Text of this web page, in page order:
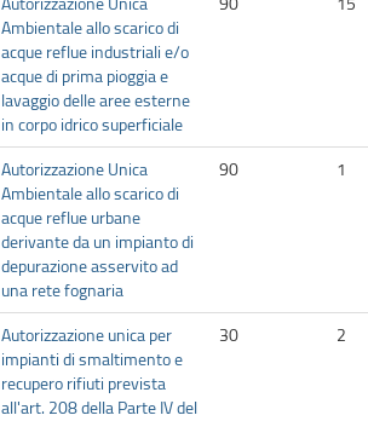
Ambientale allo scarico di
acque reflue industriali e/o
acque di prima pioggia e
lavaggio delle aree esterne
in corpo idrico superficiale
Autorizzazione Unica
Ambientale allo scarico di
acque reflue urbane
derivante da un impianto di
depurazione asservito ad
una rete fognaria
90 1
Autorizzazione unica per
impianti di smaltimento e
recupero rifiuti prevista
all'art. 208 della Parte IV del
30 2